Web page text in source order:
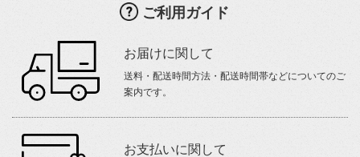
ご利用ガイド
お届けに関して
送料・配送時間方法・配送時間帯などについてのご
案内です。
お支払いに関して